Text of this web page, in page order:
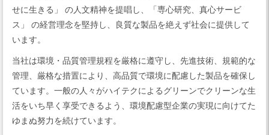
せに生きる」
の人文精神を提唱し、「専心研究、真心サービ
ス」
の経営理念を堅持し、良質な製品を絶えず社会に提供して
います。
当社は環境・品質管理規程を厳格に遵守し、先進技術、規範的な
管理、厳格な措置により、高品質で環境に配慮した製品を確保し
ています。一般の人々がハイテクによるグリーンでクリーンな生
活をいち早く享受できるよう、環境配慮型企業の実現に向けてた
ゆまぬ努力を続けています。